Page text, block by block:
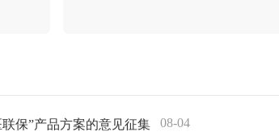
保”产品方案的意见征集 08-04